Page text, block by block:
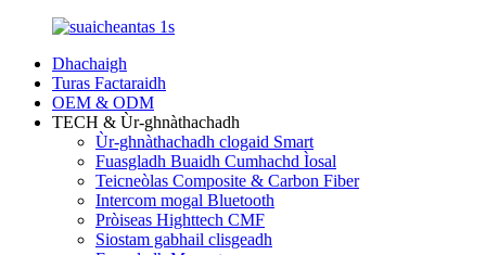
Dhachaigh
Turas Factaraidh
OEM & ODM
TECH & Ùr-ghnàthachadh
Ùr-ghnàthachadh clogaid Smart
Fuasgladh Buaidh Cumhachd Ìosal
Teicneòlas Composite & Carbon Fiber
Intercom mogal Bluetooth
Pròiseas Highttech CMF
Siostam gabhail clisgeadh